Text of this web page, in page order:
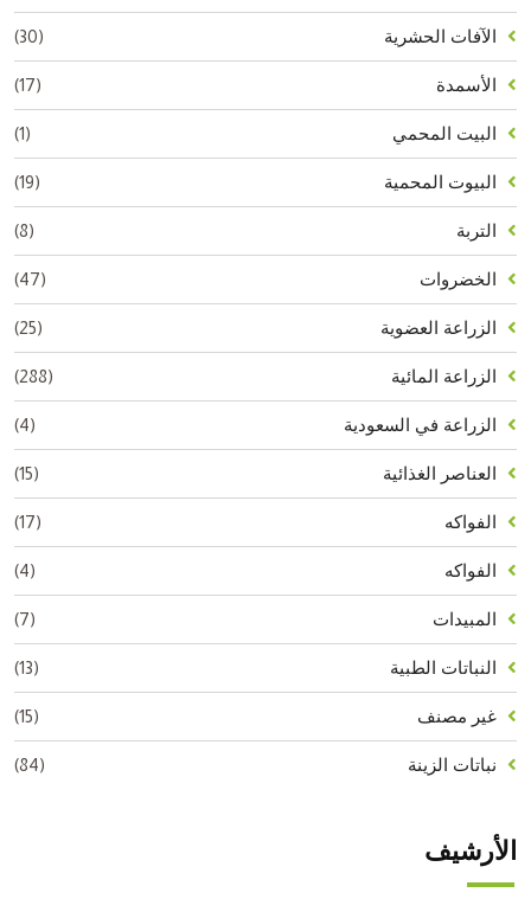
الآفات الحشرية (30)
الأسمدة (17)
البيت المحمي (1)
البيوت المحمية (19)
التربة (8)
الخضروات (47)
الزراعة العضوية (25)
الزراعة المائية (288)
الزراعة في السعودية (4)
العناصر الغذائية (15)
الفواكه (17)
الفواكه (4)
المبيدات (7)
النباتات الطبية (13)
غير مصنف (15)
نباتات الزينة (84)
الأرشيف